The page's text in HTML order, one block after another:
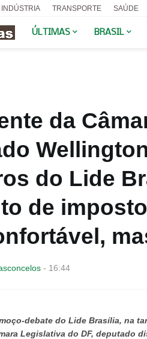
INDÚSTRIA TRANSPORTE SAÚDE
ÚLTIMAS BRASIL
da
do Lide
de
- 16:44
debate do Lide Brasília, na
Legislativa do DF, deputado